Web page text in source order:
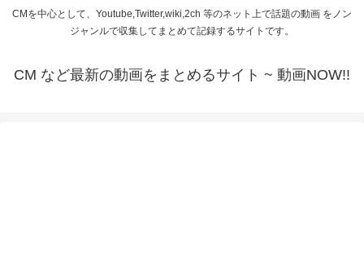
CMを中心として、Youtube,Twitter,wiki,2ch 等のネット上で話題の動画 をノン
ジャンルで収集してまとめて記録するサイトです。
CM など最新の動画をまとめるサイト ~ 動画NOW!!